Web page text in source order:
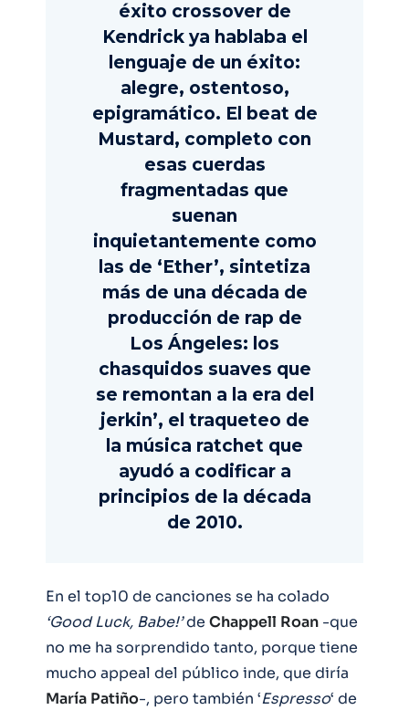
éxito crossover de
Kendrick ya hablaba el
lenguaje de un éxito:
alegre, ostentoso,
epigramático. El beat de
Mustard, completo con
esas cuerdas
fragmentadas que
suenan
inquietantemente como
las de ‘Ether’, sintetiza
más de una década de
producción de rap de
Los Ángeles: los
chasquidos suaves que
se remontan a la era del
jerkin’, el traqueteo de
la música ratchet que
ayudó a codificar a
principios de la década
de 2010.
En el top10 de canciones se ha colado
‘Good Luck, Babe!’de Chappell Roan -que
no me ha sorprendido tanto, porque tiene
mucho appeal del público inde, que diría
María Patiño-, pero también ‘Espresso‘ de